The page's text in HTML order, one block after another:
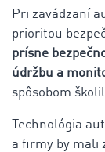
Pri zavádzaní
prioritou
prísne
údržbu a
spôsobom
Technológia
a firmy by mali